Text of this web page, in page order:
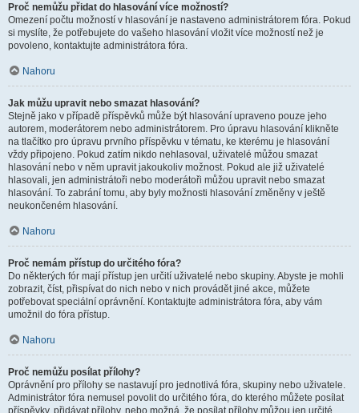
Proč nemůžu přidat do hlasování více možností?
Omezení počtu možností v hlasování je nastaveno administrátorem fóra. Pokud
si myslíte, že potřebujete do vašeho hlasování vložit více možností než je
povoleno, kontaktujte administrátora fóra.
Nahoru
Jak můžu upravit nebo smazat hlasování?
Stejně jako v případě příspěvků může být hlasování upraveno pouze jeho
autorem, moderátorem nebo administrátorem. Pro úpravu hlasování klikněte
na tlačítko pro úpravu prvního příspěvku v tématu, ke kterému je hlasování
vždy připojeno. Pokud zatím nikdo nehlasoval, uživatelé můžou smazat
hlasování nebo v něm upravit jakoukoliv možnost. Pokud ale již uživatelé
hlasovali, jen administrátoři nebo moderátoři můžou upravit nebo smazat
hlasování. To zabrání tomu, aby byly možnosti hlasování změněny v ještě
neukončeném hlasování.
Nahoru
Proč nemám přístup do určitého fóra?
Do některých fór mají přístup jen určití uživatelé nebo skupiny. Abyste je mohli
zobrazit, číst, přispívat do nich nebo v nich provádět jiné akce, můžete
potřebovat speciální oprávnění. Kontaktujte administrátora fóra, aby vám
umožnil do fóra přístup.
Nahoru
Proč nemůžu posílat přílohy?
Oprávnění pro přílohy se nastavují pro jednotlivá fóra, skupiny nebo uživatele.
Administrátor fóra nemusel povolit do určitého fóra, do kterého můžete posílat
příspěvky, přidávat přílohy, nebo možná, že posílat přílohy můžou jen určité